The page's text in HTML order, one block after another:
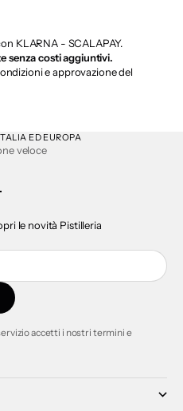
KLARNA - SCALAPAY.
senza costi aggiuntivi.
e approvazione del
ED EUROPA
veloce
le novità Pistilleria
accetti i nostri termini e